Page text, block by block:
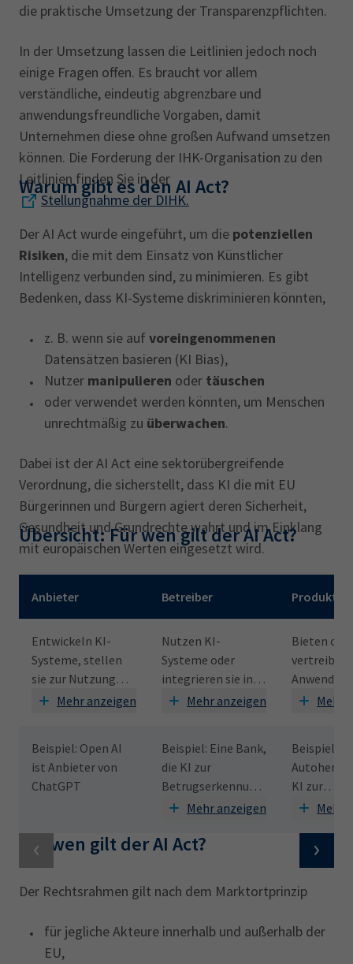
Inhalte müssen maschinenlesbar und für
Inhalte gekennzeichnet werden.
Beispiele für eine Kennzeichnungspflicht:
KI-generierte Deepfakes, die
existierenden Personen, Objekten, Orten
oder Ereignissen ähneln oder diese in
nicht authentischen Situationen
darstellen.
KI-generierte Bilder von Produkten oder
Menschen, die nicht auf echten Produkten
bzw. Menschen basieren, jedoch auf
Verbraucherinnen und Verbraucher echt
wirken können. Dabei reicht es schon,
wenn das dargestellte Subjekt in der
Realität existieren könnte. Es ist auch
stets zu berücksichtigen, wer die
Zielgruppe des Bildes ist und über welche
verfügt.
KI-generierte Fotos, die suggerieren, dass
ein Ereignis tatsächlich stattgefunden
hat.
KI-generierte Videos, z. B. Interviews oder
Wann gilt die Kennzeichnungspflicht
Rein grafische Illustrationen.
Nicht wesentliche Bildbearbeitungen (z. B.
Schärfen, Farbkorrektur oder
Wenn keine Irreführungsgefahr besteht.
Nutzer müssen grundsätzlich immer
informiert werden, wenn sie mit einer KI und
nicht mit einem Menschen kommunzieren.
Darunter fallen KI-Chatbots, automatisch
generierte E-Mailantworten (wenn die
redaktionelle Verantwortung bei keiner
natürlichen oder juristischen Person liegt)
oder digitale Avatars.
die praktische Umsetzung der Transparenzpflichten.
In der Umsetzung lassen die Leitlinien jedoch noch
einige Fragen offen. Es braucht vor allem
verständliche, eindeutig abgrenzbare und
anwendungsfreundliche Vorgaben, damit
Unternehmen diese ohne großen Aufwand umsetzen
können. Die Forderung der IHK-Organisation zu den
Leitlinien finden Sie in der
Stellungnahme der DIHK.
Warum gibt es den AI Act?
Der AI Act wurde eingeführt, um die potenziellen
Risiken, die mit dem Einsatz von Künstlicher
Intelligenz verbunden sind, zu minimieren. Es gibt
Bedenken, dass KI-Systeme diskriminieren könnten,
z. B. wenn sie aufvoreingenommenen
Datensätzen basieren (KI Bias),
Nutzer manipulieren oder täuschen
oder verwendet werden könnten, um Menschen
unrechtmäßig zu überwachen.
Dabei ist der AI Act eine sektorübergreifende
Verordnung, die sicherstellt, dass KI die mit EU
Bürgerinnen und Bürgern agiert deren Sicherheit,
Gesundheit und Grundrechte wahrt und im Einklang
mit europäischen Werten eingesetzt wird.
Übersicht: Für wen gilt der AI Act?
Anbieter
Betreiber
Entwickeln KI-
Systeme, stellen
sie zur Nutzung
bereit oder bringen
eigener
Handelsmarke auf
den Markt
Mehr anzeigen
Nutzen KI-
Systeme oder
integrieren sie in
interne Prozesse
Mehr anzeigen
Bieten
vertreiben
eigenen
Produkt
Produkts
Mehr
Beispiel: Open AI
ist Anbieter von
ChatGPT
Beispiel: Eine Bank,
die KI zur
Betrugserkennung
von Transaktionen
Mehr anzeigen
Beispiel:
KI zur
Mehr
Für wen gilt der AI Act?
Der Rechtsrahmen gilt nach dem Marktortprinzip
für jegliche Akteure innerhalb und außerhalb der
EU,